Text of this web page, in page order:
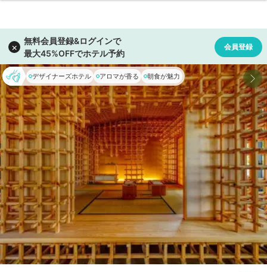
デザイナーズホテル アロマが香る 朝食が魅力